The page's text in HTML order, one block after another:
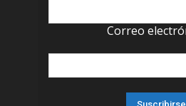
Correo